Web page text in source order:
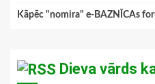
Kāpēc "nomira" e-BAZNĪCAs
Dieva vārds